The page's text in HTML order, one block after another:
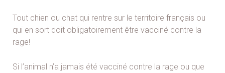
Tout chien ou chat qui rentre sur le territoire français ou
qui en sort doit obligatoirement être vacciné contre la
rage!
Si l’animal n’a jamais été vacciné contre la rage ou que